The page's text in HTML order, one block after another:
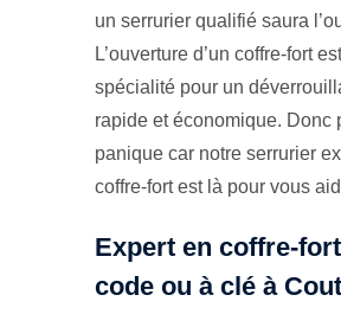
un serrurier qualifié saura
L’ouverture d’un coffre-fort
spécialité pour un
rapide et économique. Donc
panique car notre serrurier
coffre-fort est là pour vous
Expert en coffre-
code ou à clé à